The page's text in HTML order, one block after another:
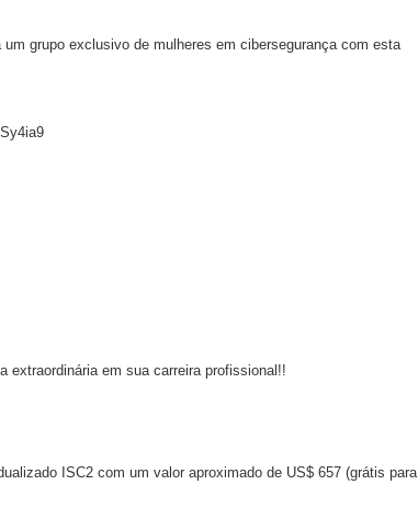
grupo exclusivo de mulheres em cibersegurança com esta
extraordinária em sua carreira profissional!!
ISC2 com um valor aproximado de US$ 657 (grátis para